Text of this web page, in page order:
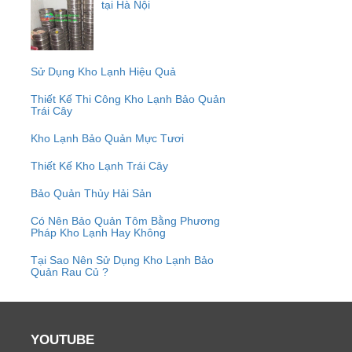
tại Hà Nội
Sử Dụng Kho Lạnh Hiệu Quả
Thiết Kế Thi Công Kho Lạnh Bảo Quản
Trái Cây
Kho Lạnh Bảo Quản Mực Tươi
Thiết Kế Kho Lạnh Trái Cây
Bảo Quản Thủy Hải Sản
Có Nên Bảo Quản Tôm Bằng Phương
Pháp Kho Lạnh Hay Không
Tại Sao Nên Sử Dụng Kho Lạnh Bảo
Quản Rau Củ ?
YOUTUBE